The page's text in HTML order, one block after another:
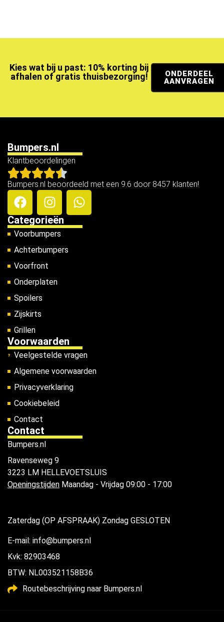
Kies wat bij u past: 10% korting bij
afhalen of gratis thuisbezorging!
ONDERDEEL
AANVRAGEN
Bumpers.nl
Klantbeoordelingen
Bumpers.nl beoordeeld met een 9.6 door 8457 klanten!
Categorieën
Voorbumpers
Achterbumpers
Voorfront
Onderplaten
Spoilers
Zijskirts
Grillen
Voorwaarden
Veelgestelde vragen
Algemene voorwaarden
Privacyverklaring
Cookiebeleid
Contact
Contact
Bumpers.nl
Ravenseweg 9
3223 LM HELLEVOETSLUIS
Openingstijden Maandag - Vrijdag 09:00 - 17:00
Zaterdag (OP AFSPRAAK) Zondag GESLOTEN
E-mail: info@bumpers.nl
Kvk: 82903468
BTW: NL003521158B36
Routebeschrijving naar Bumpers.nl